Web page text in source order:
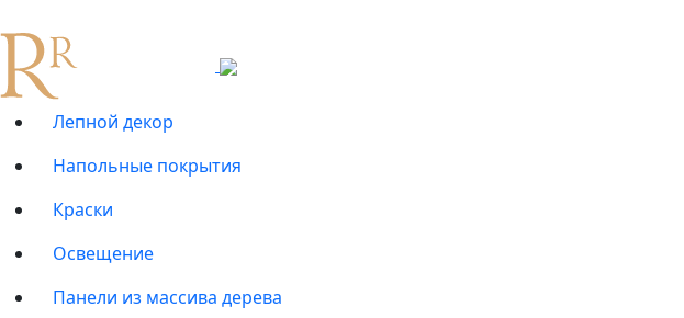
Лепной декор
Напольные покрытия
Краски
Освещение
Панели из массива дерева